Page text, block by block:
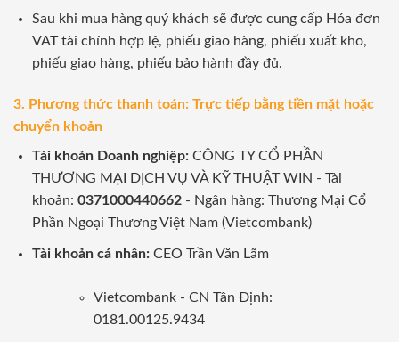
Sau khi mua hàng quý khách sẽ được cung cấp Hóa đơn
VAT tài chính hợp lệ, phiếu giao hàng, phiếu xuất kho,
phiếu giao hàng, phiếu bảo hành đầy đủ.
3. Phương thức thanh toán: Trực tiếp bằng tiền mặt hoặc
chuyển khoản
Tài khoản Doanh nghiệp:CÔNG TY CỔ PHẦN
THƯƠNG MẠI DỊCH VỤ VÀ KỸ THUẬT WIN - Tài
khoản: 0371000440662- Ngân hàng: Thương Mại Cổ
Phần Ngoại Thương Việt Nam (Vietcombank)
Tài khoản cá nhân: CEO Trần Văn Lãm
Vietcombank - CN Tân Định:
0181.00125.9434